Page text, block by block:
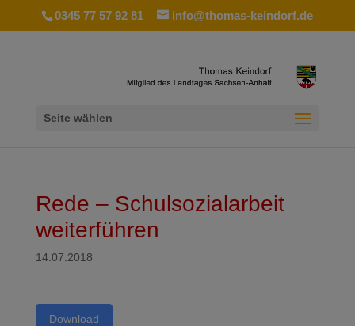
0345 77 57 92 81 info@thomas-keindorf.de
Seite wählen
Rede – Schulsozialarbeit
weiterführen
14.07.2018
Download